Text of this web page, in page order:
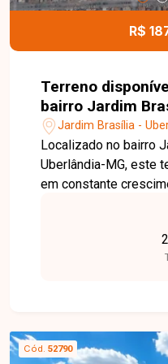
R$
Terreno
bairro Jardim
MGJardim Brasília -
Localizado no bairro
Uberlândia-MG, este
em constante
principais vias da
supermercados,
diversos serviços,
oferece excelente
residenciais, sendo
Cód. 52790